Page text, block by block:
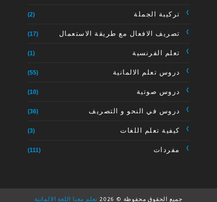
تركيبة الجملة (2)
تصريف الافعال مع طريقة الاستعمال (17)
تعلم الفرنسية (1)
دروس تعلم الالمانية (55)
دروس صوتية (10)
دروس في النحو و التصريف (36)
كيفية تعلم اللغات (3)
مفردات (111)
جميع الحقوق محفوظة © 2026 تعلم معنا اللغة الالمانية